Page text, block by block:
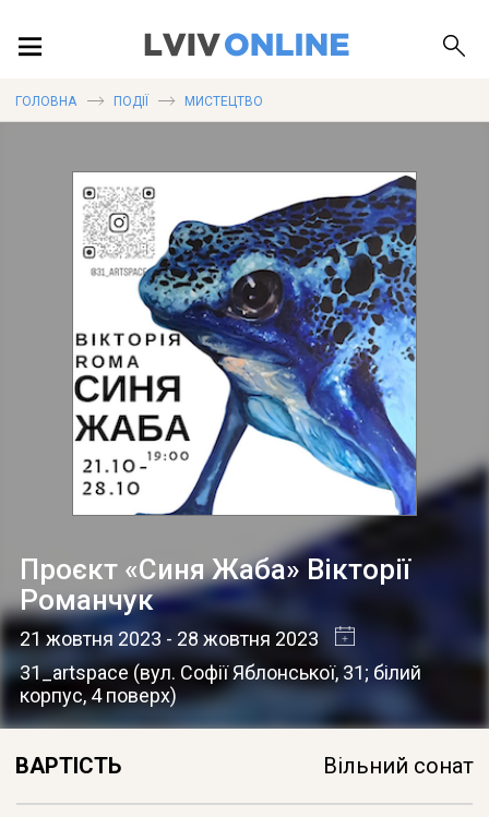
ПУБЛІКАЦІЇ
ДОВІДКА
ГОЛОВНА ПОДІЇ МИСТЕЦТВО
Проєкт «Синя Жаба» Вікторії
Романчук
21 жовтня 2023 - 28 жовтня 2023
31_artspace (вул. Софії Яблонської, 31; білий
корпус, 4 поверх)
ВАРТІСТЬ Вільний сонат